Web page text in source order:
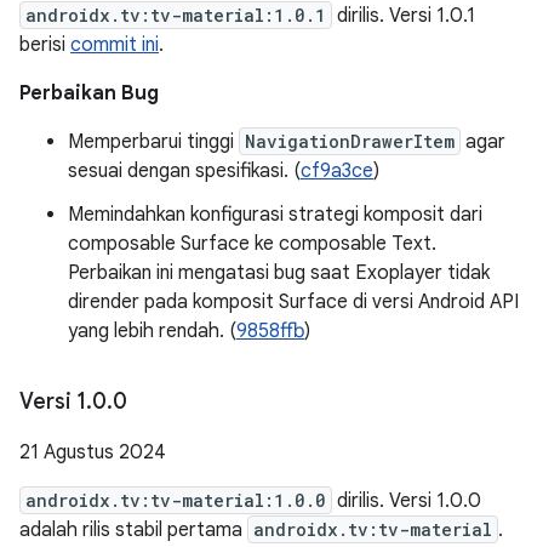
androidx.tv:tv-material:1.0.1
dirilis. Versi 1.0.1
berisi commit ini.
Perbaikan Bug
Memperbarui tinggi NavigationDrawerItem agar
sesuai dengan spesifikasi. (cf9a3ce)
Memindahkan konfigurasi strategi komposit dari
composable Surface ke composable Text.
Perbaikan ini mengatasi bug saat Exoplayer tidak
dirender pada komposit Surface di versi Android API
yang lebih rendah. (9858ffb)
Versi 1.0.0
21 Agustus 2024
androidx.tv:tv-material:1.0.0 dirilis. Versi 1.0.0
adalah rilis stabil pertama androidx.tv:tv-material .